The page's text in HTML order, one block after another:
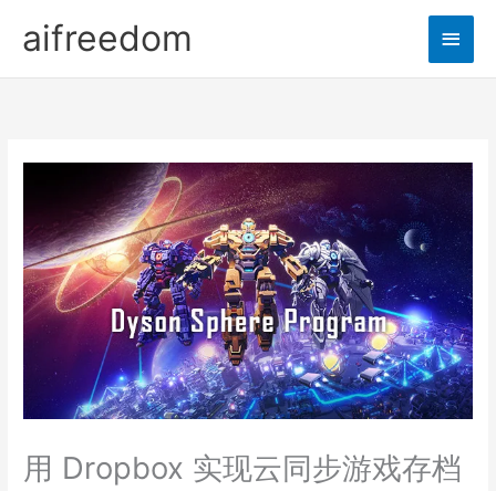
aifreedom
Main
用 Dropbox 实现云同步游戏存档